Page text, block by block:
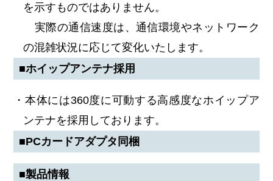
を示すものではありません。
実際の通信速度は、通信環境やネットワーク
の混雑状況に応じて変化いたします。
■ホイップアンテナ採用
・本体には360度に可動する高感度なホイップア
ンテナを採用しております。
■PCカードアダプタ同梱
■製品情報